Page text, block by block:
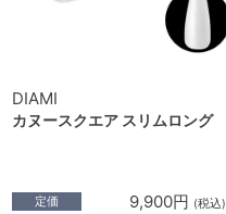
DIAMI
カヌースクエア スリムロング
定価 9,900円 (税込)